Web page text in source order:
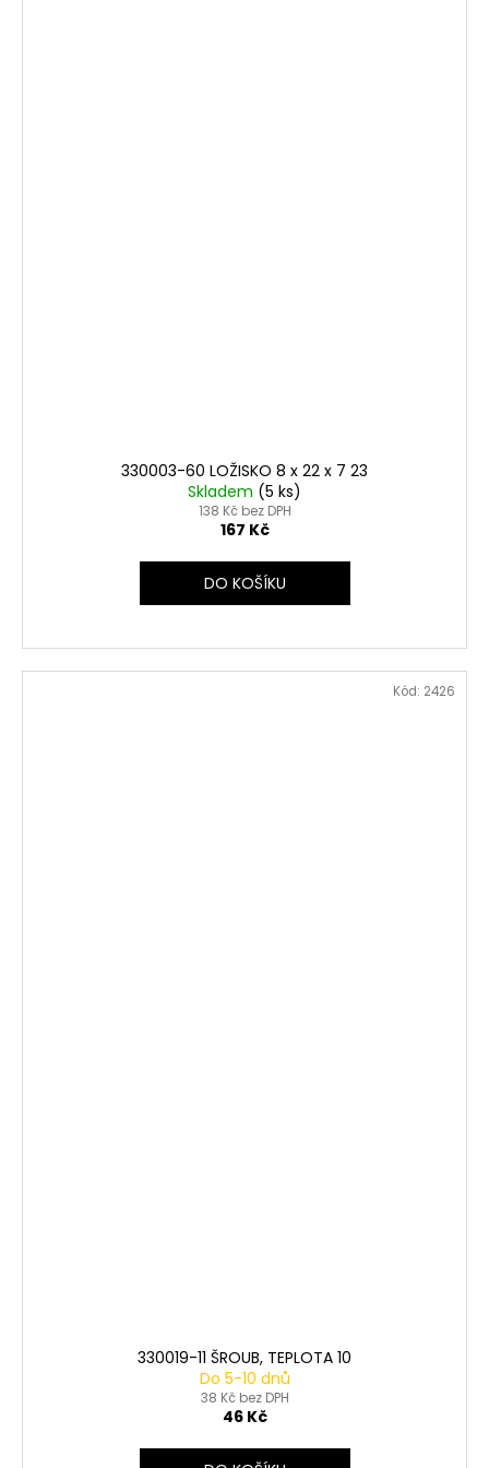
330003-60 LOŽISKO 8 x 22 x 7 23
Skladem (5 ks)
138 Kč bez DPH
167 Kč
DO KOŠÍKU
330019-11 ŠROUB, TEPLOTA 10
Do 5-10 dnů
38 Kč bez DPH
46 Kč
Kód: 2426